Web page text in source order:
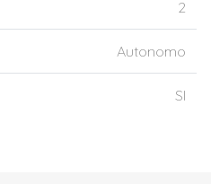
2
Autonomo
SI